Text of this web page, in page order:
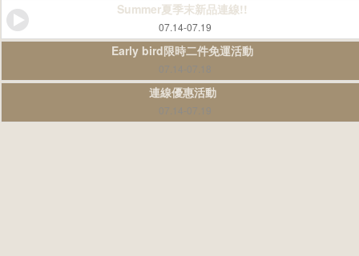
Summer夏季末新品連線!!
07.14-07.19
Early bird限時二件免運活動
連線優惠活動